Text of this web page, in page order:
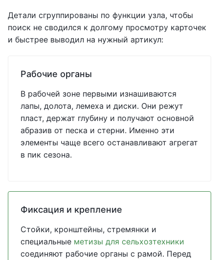
Детали сгруппированы по функции узла, чтобы
поиск не сводился к долгому просмотру карточек
и быстрее выводил на нужный артикул:
Рабочие органы
В рабочей зоне первыми изнашиваются
лапы, долота, лемеха и диски. Они режут
пласт, держат глубину и получают основной
абразив от песка и стерни. Именно эти
элементы чаще всего останавливают агрегат
в пик сезона.
Фиксация и крепление
Стойки, кронштейны, стремянки и
специальные метизы для сельхозтехники
соединяют рабочие органы с рамой. Перед